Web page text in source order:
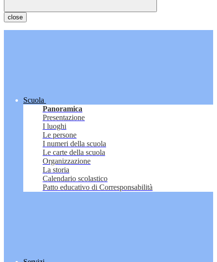
close
Scuola
Panoramica
Presentazione
I luoghi
Le persone
I numeri della scuola
Le carte della scuola
Organizzazione
La storia
Calendario scolastico
Patto educativo di Corresponsabilità